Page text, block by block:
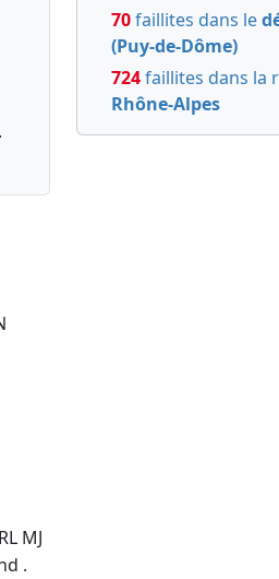
MJ
.
70faillites dans le
(Puy-de-Dôme)
724faillites dans la
Rhône-Alpes